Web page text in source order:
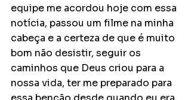
equipe me acordou hoje com essa
notícia, passou um filme na minha
cabeça e a certeza de que é muito
bom não desistir, seguir os
caminhos que Deus criou para a
nossa vida, ter me preparado para